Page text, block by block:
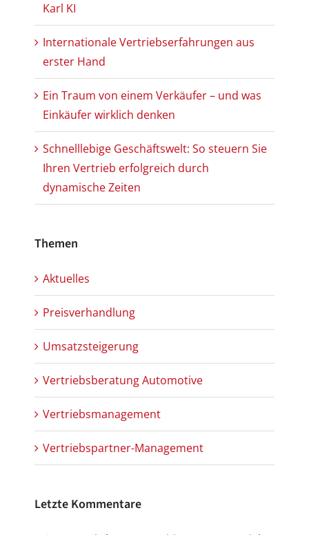
Karl KI
Internationale Vertriebserfahrungen aus
erster Hand
Ein Traum von einem Verkäufer – und was
Einkäufer wirklich denken
Schnelllebige Geschäftswelt: So steuern Sie
Ihren Vertrieb erfolgreich durch
dynamische Zeiten
Themen
Aktuelles
Preisverhandlung
Umsatzsteigerung
Vertriebsberatung Automotive
Vertriebsmanagement
Vertriebspartner-Management
Letzte Kommentare